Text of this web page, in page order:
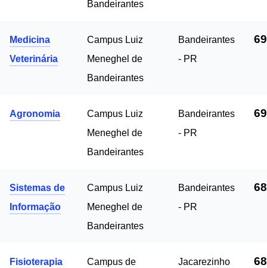
Bandeirantes
Medicina
Veterinária
Campus Luiz
Meneghel de
Bandeirantes
Bandeirantes
- PR
Agronomia
Campus Luiz
Meneghel de
Bandeirantes
Bandeirantes
- PR
Sistemas de
Informação
Campus Luiz
Meneghel de
Bandeirantes
Bandeirantes
- PR
Fisioterapia
Campus de
Jacarezinho